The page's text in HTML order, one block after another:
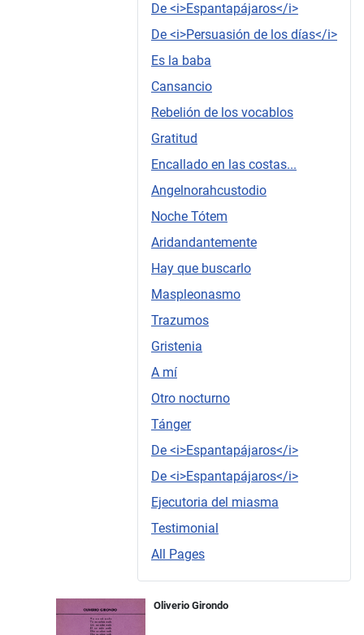
De <i>Espantapájaros</i>
De <i>Persuasión de los días</i>
Es la baba
Cansancio
Rebelión de los vocablos
Gratitud
Encallado en las costas...
Angelnorahcustodio
Noche Tótem
Aridandantemente
Hay que buscarlo
Maspleonasmo
Trazumos
Gristenia
A mí
Otro nocturno
Tánger
De <i>Espantapájaros</i>
De <i>Espantapájaros</i>
Ejecutoria del miasma
Testimonial
All Pages
Oliverio Girondo